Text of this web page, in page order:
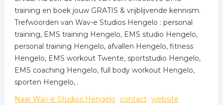
training en boek jouw GRATIS & vrijblijvende kennism.
Trefwoorden van Wav-e Studios Hengelo : personal
training, EMS training Hengelo, EMS studio Hengelo,
personal training Hengelo, afvallen Hengelo, fitness
Hengelo, EMS workout Twente, sportstudio Hengelo,
EMS coaching Hengelo, full body workout Hengelo,
sporten Hengelo, .
Naar Wav-e Studios Hengelo
contact website